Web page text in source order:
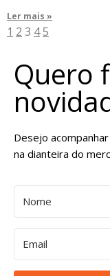
Ler mais »
1 2 3 45
Quero
Desejo
na dianteira do